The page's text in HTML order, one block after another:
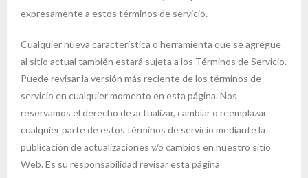
expresamente a estos términos de servicio.
Cualquier nueva característica o herramienta que se agregue
al sitio actual también estará sujeta a los Términos de Servicio.
Puede revisar la versión más reciente de los términos de
servicio en cualquier momento en esta página. Nos
reservamos el derecho de actualizar, cambiar o reemplazar
cualquier parte de estos términos de servicio mediante la
publicación de actualizaciones y/o cambios en nuestro sitio
Web. Es su responsabilidad revisar esta página